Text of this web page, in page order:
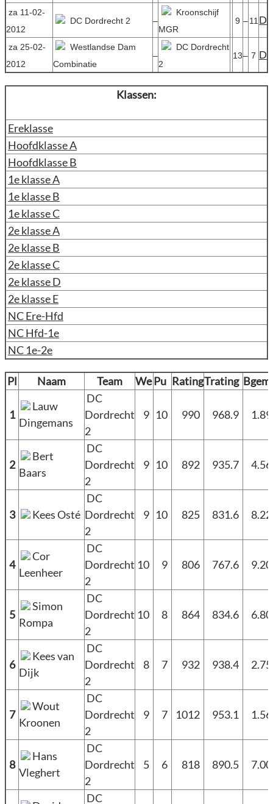
za 11-02-
2012
DC Dordrecht 2 –
Kroonschijf
MGR
9 – 11 D
za 25-02-
2012
Westlandse Dam
Combinatie
–
DC Dordrecht
2
13– 7 D
Klassen:
Ereklasse
Hoofdklasse A
Hoofdklasse B
1e klasse A
1e klasse B
1e klasse C
2e klasse A
2e klasse B
2e klasse C
2e klasse D
2e klasse E
NC Ere-Hfd
NC Hfd-1e
NC 1e-2e
Pl Naam Team WePu RatingTrating Bgem
1
Lauw
Dingemans
DC
Dordrecht
2
9 10 990 968.9
2
Bert
Baars
DC
Dordrecht
2
9 10 892 935.7
3 Kees Osté
DC
Dordrecht
2
9 10 825 831.6
4
Cor
Leenheer
DC
Dordrecht
2
10 9 806 767.6
5
Simon
Rompa
DC
Dordrecht
2
10 8 864 834.6
6
Kees van
Dijk
DC
Dordrecht
2
8 7 932 938.4
7
Wout
Kroonen
DC
Dordrecht
2
9 7 1012 953.1
8
Hans
Vleghert
DC
Dordrecht
2
5 6 818 890.5
DC